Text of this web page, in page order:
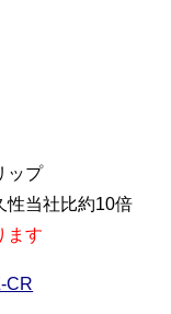
ップ
性当社比約10倍
ます
CR